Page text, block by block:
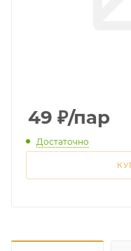
49 ₽/пар
Достаточно